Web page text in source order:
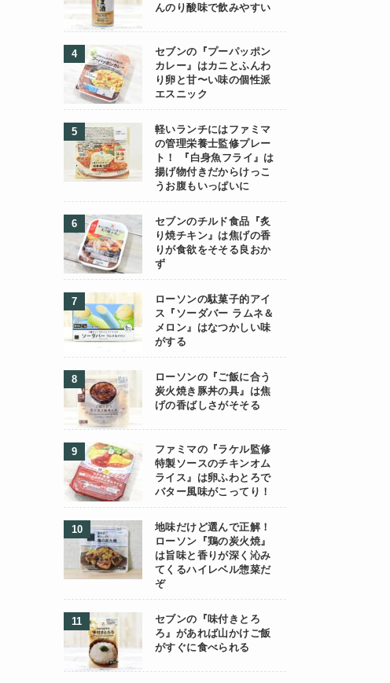
んのり酸味で飲みやすい
セブンの『プーパッポン
カレー』はカニとふんわ
り卵と甘〜い味の個性派
エスニック
軽いランチにはファミマ
の管理栄養士監修プレー
ト！ 『白身魚フライ』は
揚げ物付きだからけっこ
うお腹もいっぱいに
セブンのチルド食品『炙
り焼チキン』は焦げの香
りが食欲をそそる良おか
ず
ローソンの駄菓子的アイ
ス『ソーダバー ラムネ＆
メロン』はなつかしい味
がする
ローソンの『ご飯に合う
炭火焼き豚丼の具』は焦
げの香ばしさがそそる
ファミマの『ラケル監修
特製ソースのチキンオム
ライス』は卵ふわとろで
バター風味がこってり！
地味だけど選んで正解！
ローソン『鶏の炭火焼』
は旨味と香りが深く沁み
てくるハイレベル惣菜だ
ぞ
セブンの『味付きとろ
ろ』があれば山かけご飯
がすぐに食べられる